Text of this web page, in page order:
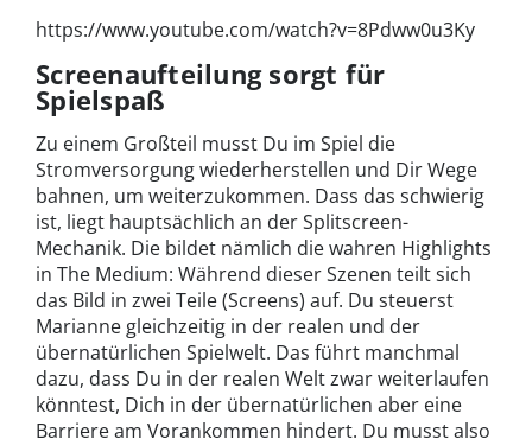
https://www.youtube.com/watch?v=8Pdww0u3Ky
Screenaufteilung sorgt für
Spielspaß
Zu einem Großteil musst Du im Spiel die
Stromversorgung wiederherstellen und Dir Wege
bahnen, um weiterzukommen. Dass das schwierig
ist, liegt hauptsächlich an der Splitscreen-
Mechanik. Die bildet nämlich die wahren Highlights
in The Medium: Während dieser Szenen teilt sich
das Bild in zwei Teile (Screens) auf. Du steuerst
Marianne gleichzeitig in der realen und der
übernatürlichen Spielwelt. Das führt manchmal
dazu, dass Du in der realen Welt zwar weiterlaufen
könntest, Dich in der übernatürlichen aber eine
Barriere am Vorankommen hindert. Du musst also